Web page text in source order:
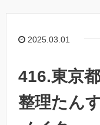
2025.03.01
416.東京
整理たん